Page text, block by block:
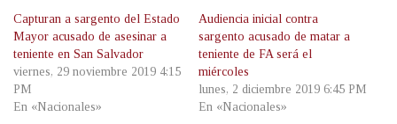
Capturan a sargento del Estado
Mayor acusado de asesinar a
teniente en San Salvador
viernes, 29 noviembre 2019 4:15
PM
En «Nacionales»
Audiencia inicial contra
sargento acusado de matar a
teniente de FA será el
miércoles
lunes, 2 diciembre 2019 6:45 PM
En «Nacionales»